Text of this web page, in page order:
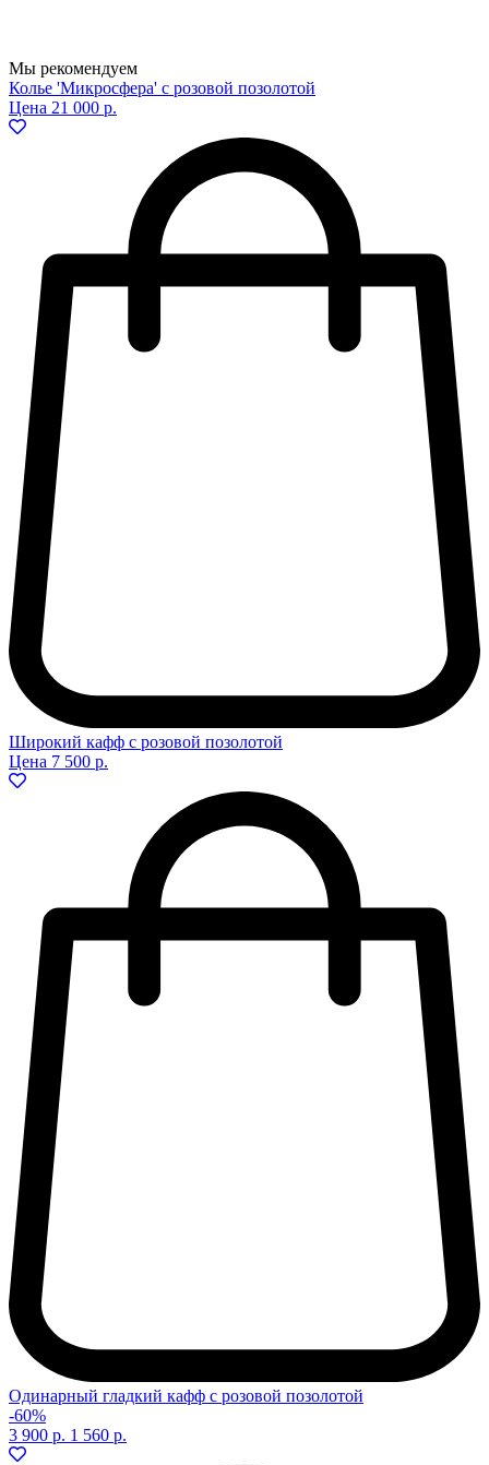
Мы рекомендуем
Колье 'Микросфера' с розовой позолотой
Цена 21 000 р.
Широкий кафф с розовой позолотой
Цена 7 500 р.
Одинарный гладкий кафф с розовой позолотой
-60%
3 900 р. 1 560 р.